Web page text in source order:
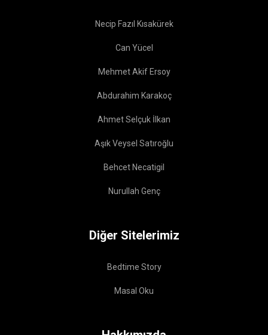
Necip Fazıl Kısakürek
Can Yücel
Mehmet Akif Ersoy
Abdurahim Karakoç
Ahmet Selçuk İlkan
Aşık Veysel Satıroğlu
Behcet Necatigil
Nurullah Genç
Diğer Sitelerimiz
Bedtime Story
Masal Oku